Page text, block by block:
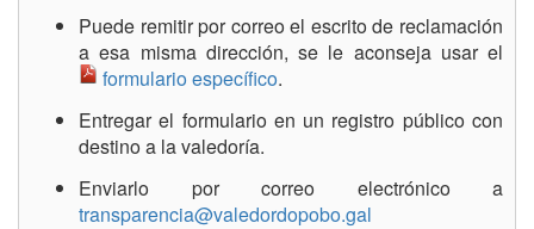
Puede remitir por correo el escrito de reclamación
a esa misma dirección, se le aconseja usar el
formulario específico.
Entregar el formulario en un registro público con
destino a la valedoría.
Enviarlo por correo electrónico a
transparencia@valedordopobo.gal